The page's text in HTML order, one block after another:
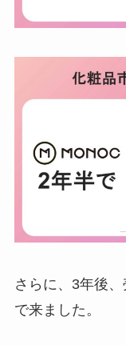
さらに、3年後
で来ました。